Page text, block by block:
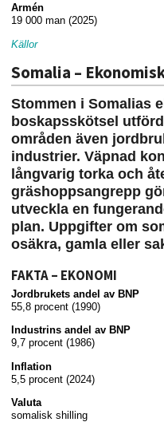
Armén
19 000 man (2025)
Källor
Somalia –
Stommen i Somalias
boskapsskötsel
områden även
industrier. Väpnad
långvarig torka och
gräshoppsangrepp
utveckla en
plan. Uppgifter om
osäkra, gamla eller
FAKTA – EKONOMI
Jordbrukets andel av BNP
55,8 procent (1990)
Industrins andel av BNP
9,7 procent (1986)
Inflation
5,5 procent (2024)
Valuta
somalisk shilling